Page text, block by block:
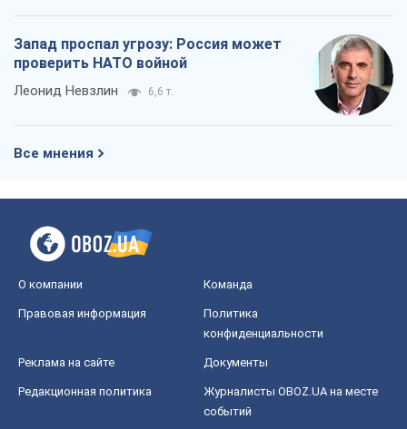
Запад проспал угрозу: Россия может
проверить НАТО войной
Леонид Невзлин 6,6 т.
Все мнения
О компании Команда
Правовая информация
Политика
конфиденциальности
Реклама на сайте Документы
Редакционная политика
Журналисты OBOZ.UA на месте
событий